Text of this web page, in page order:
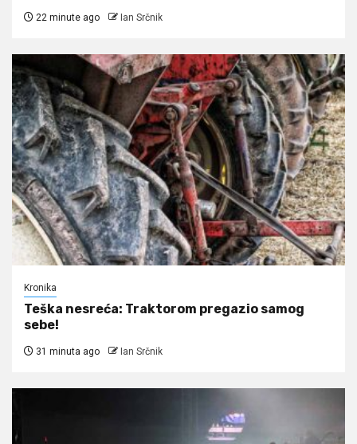
22 minute ago Ian Srčnik
Kronika
Teška nesreća: Traktorom pregazio samog
sebe!
31 minuta ago Ian Srčnik